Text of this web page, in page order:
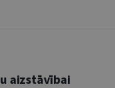
aizstāvībai